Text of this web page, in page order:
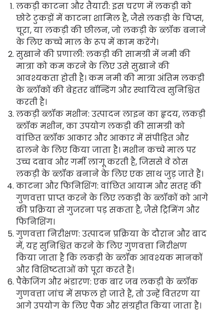
लकड़ी काटना और तैयारी: इस चरण में लकड़ी को
छोटे टुकड़ों में काटना शामिल है, जैसे लकड़ी के चिप्स,
चूरा, या लकड़ी की छीलन, जो लकड़ी के ब्लॉक बनाने
के लिए कच्चे माल के रूप में काम करेंगे।
सुखाने की प्रणाली: लकड़ी की सामग्री में नमी की
मात्रा को कम करने के लिए उसे सुखाने की
आवश्यकता होती है। कम नमी की मात्रा अंतिम लकड़ी
के ब्लॉकों की बेहतर बॉन्डिंग और स्थायित्व सुनिश्चित
करती है।
लकड़ी ब्लॉक मशीन: उत्पादन लाइन का हृदय, लकड़ी
ब्लॉक मशीन, का उपयोग लकड़ी की सामग्री को
वांछित ब्लॉक आकार और आकार में संपीड़ित और
ढालने के लिए किया जाता है। मशीन कच्चे माल पर
उच्च दबाव और गर्मी लागू करती है, जिससे वे ठोस
लकड़ी के ब्लॉक बनाने के लिए एक साथ जुड़ जाते हैं।
काटना और फिनिशिंग: वांछित आयाम और सतह की
गुणवत्ता प्राप्त करने के लिए लकड़ी के ब्लॉकों को आगे
की प्रक्रिया से गुजरना पड़ सकता है, जैसे ट्रिमिंग और
फिनिशिंग।
गुणवत्ता निरीक्षण: उत्पादन प्रक्रिया के दौरान और बाद
में, यह सुनिश्चित करने के लिए गुणवत्ता निरीक्षण
किया जाता है कि लकड़ी के ब्लॉक आवश्यक मानकों
और विशिष्टताओं को पूरा करते हैं।
पैकेजिंग और भंडारण: एक बार जब लकड़ी के ब्लॉक
गुणवत्ता जांच में सफल हो जाते हैं, तो उन्हें वितरण या
आगे उपयोग के लिए पैक और संग्रहीत किया जाता है।